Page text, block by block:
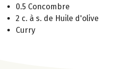
0.5 Concombre
2 c. à s. de Huile d'olive
Curry